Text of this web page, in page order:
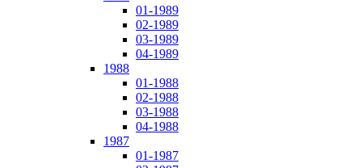
01-1989
02-1989
03-1989
04-1989
1988
01-1988
02-1988
03-1988
04-1988
1987
01-1987